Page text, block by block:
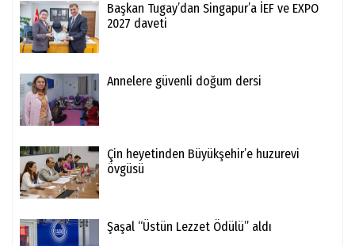
Başkan Tugay’dan Singapur’a İEF ve EXPO
2027 daveti
Annelere güvenli doğum dersi
Çin heyetinden Büyükşehir’e huzurevi
övgüsü
Şaşal “Üstün Lezzet Ödülü” aldı